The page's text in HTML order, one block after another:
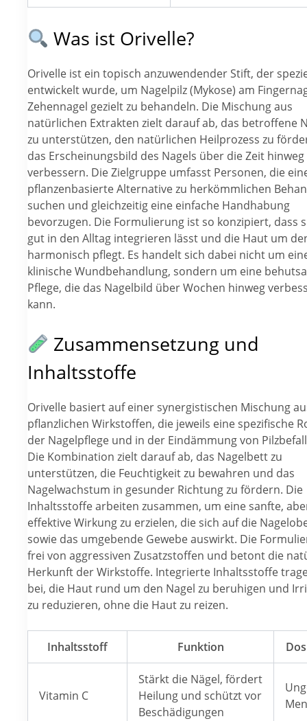
Was ist Orivelle?
Orivelle ist ein topisch anzuwendender Stift, der
entwickelt wurde, um Nagelpilz (Mykose) am
Zehennagel gezielt zu behandeln. Die Mischung aus
natürlichen Extrakten zielt darauf ab, das betroffene
zu unterstützen, den natürlichen Heilprozess zu
das Erscheinungsbild des Nagels über die Zeit hinweg
verbessern. Die Zielgruppe umfasst Personen, die
pflanzenbasierte Alternative zu herkömmlichen
suchen und gleichzeitig eine einfache Handhabung
bevorzugen. Die Formulierung ist so konzipiert, dass
gut in den Alltag integrieren lässt und die Haut um
harmonisch pflegt. Es handelt sich dabei nicht um
klinische Wundbehandlung, sondern um eine
Pflege, die das Nagelbild über Wochen hinweg
kann.
Zusammensetzung und
Inhaltsstoffe
Orivelle basiert auf einer synergistischen Mischung
pflanzlichen Wirkstoffen, die jeweils eine spezifische
der Nagelpflege und in der Eindämmung von
Die Kombination zielt darauf ab, das Nagelbett zu
unterstützen, die Feuchtigkeit zu bewahren und das
Nagelwachstum in gesunder Richtung zu fördern. Die
Inhaltsstoffe arbeiten zusammen, um eine sanfte,
effektive Wirkung zu erzielen, die sich auf die
sowie das umgebende Gewebe auswirkt. Die
frei von aggressiven Zusatzstoffen und betont die
Herkunft der Wirkstoffe. Integrierte Inhaltsstoffe
bei, die Haut rund um den Nagel zu beruhigen und
zu reduzieren, ohne die Haut zu reizen.
Inhaltsstoff Funktion
Vitamin C
Stärkt die Nägel, fördert
Heilung und schützt vor
Beschädigungen